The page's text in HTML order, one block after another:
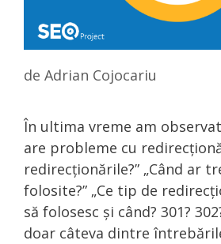
de Adrian Cojocariu
În ultima vreme am
are probleme cu
redirecționările?” „Când ar
folosite?” „Ce tip de
să folosesc și când? 301?
doar câteva dintre